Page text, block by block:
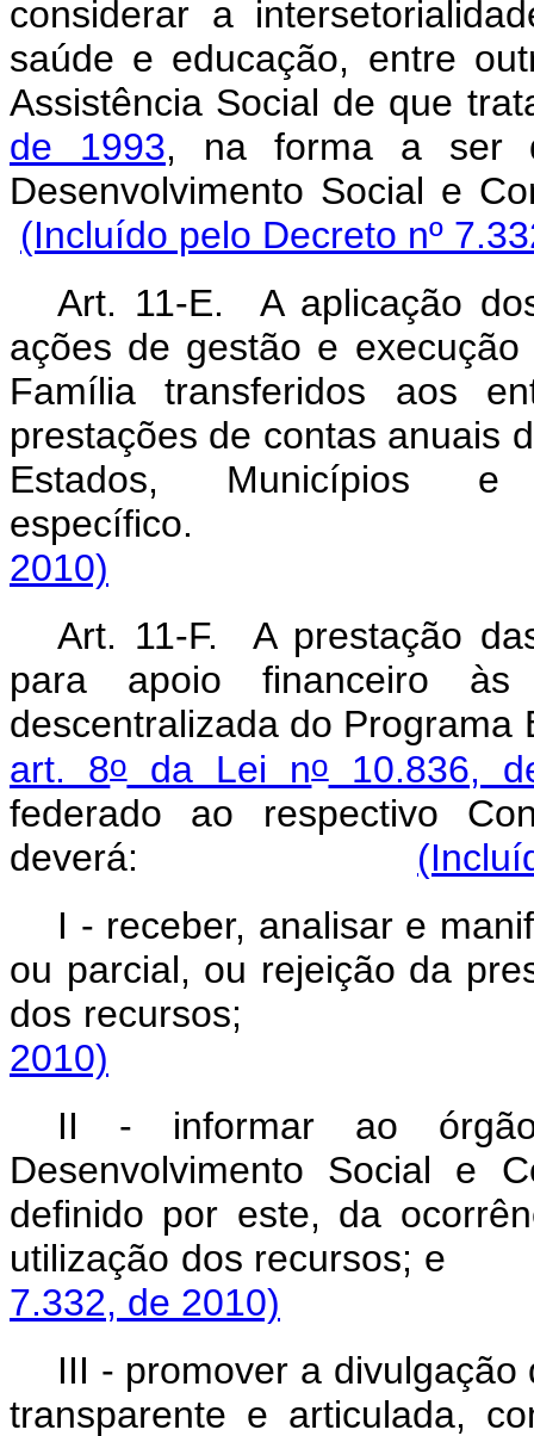
considerar a
saúde e educação, entre
Assistência Social de que
de 1993, na forma a ser
Desenvolvimento Social e
(Incluído pelo Decreto nº
Art. 11-E. A aplicação
ações de gestão e
Família transferidos aos
prestações de contas anuais
Estados, Municípios
específico.
2010)
Art. 11-F. A prestação
para apoio financeiro
descentralizada do Programa
art. 8oda Lei no10.836,
federado ao respectivo
deverá:
I - receber, analisar e
ou parcial, ou rejeição da
dos
2010)
II - informar ao
Desenvolvimento Social e
definido por este, da
utilização dos
7.332, de 2010)
III - promover a
transparente e articulada,